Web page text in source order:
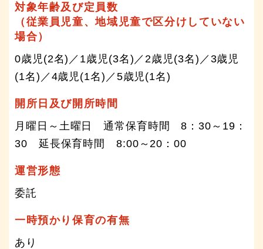
対象年齢及び定員数
（従業員児童、地域児童で区分けしていない
場合）
0歳児(2名)／1歳児(3名)／2歳児(3名)／3歳児
(1名)／4歳児(1名)／5歳児(1名)
開所日及び開所時間
月曜日～土曜日 通常保育時間 8：30～19：
30 延長保育時間 8:00～20：00
運営形態
委託
一時預かり保育の有無
あり